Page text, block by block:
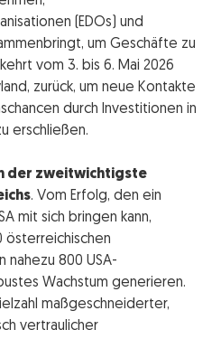
(EDOs) und
um Geschäfte zu
vom 3. bis 6. Mai 2026
zurück, um neue Kontakte
durch Investitionen in
erschließen.
der zweitwichtigste
. Vom Erfolg, den ein
mit sich bringen kann,
österreichischen
nahezu 800 USA-
Wachstum generieren.
maßgeschneiderter,
vertraulicher